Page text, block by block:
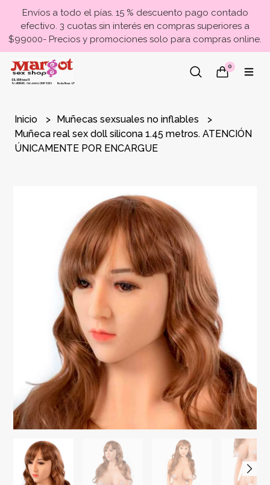
Envíos a todo el pías. 15 % descuento pago contado
efectivo. 3 cuotas sin interés en compras superiores a
$99000- Precios y promociones solo para compras online.
0
Inicio
Muñecas sexsuales no inflables
Muñeca real sex doll silicona 1.45 metros. ATENCIÓN
ÚNICAMENTE POR ENCARGUE